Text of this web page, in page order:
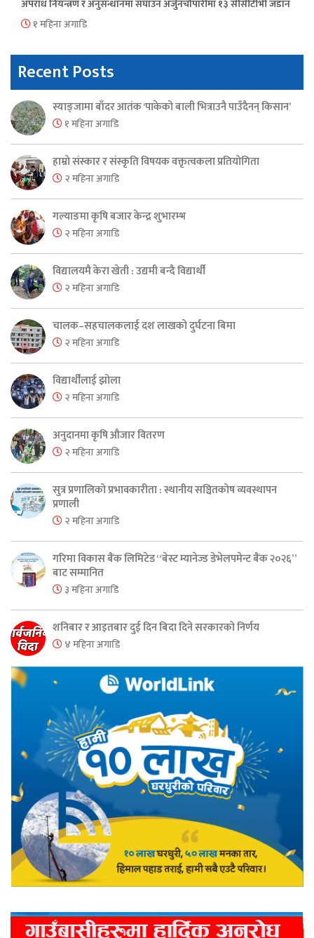
अपराध नियन्त्रण र अनुसन्धानमा सघाउन अर्जुनचौपारीमा १३ सीसीटीभी जडान
१ महिना अगाडि
Recent Posts
स्याङ्जामा बाँदर आतंक ‘पाकेको बाली भित्राउनै पाउँदैनन् किसान’
१ महिना अगाडि
हाम्रो संस्कार र संस्कृति विषयक वक्तृत्वकला प्रतियोगिता
२ महिना अगाडि
गल्याङमा कृषि बजार केन्द्र शुभारम्भ
२ महिना अगाडि
विद्यालयमै केरा खेती : उद्यमी बन्दै विद्यार्थी
२ महिना अगाडि
चालक–सहचालकलाई दश लाखको दुर्घटना बिमा
२ महिना अगाडि
विद्यार्थीलाई झोला
२ महिना अगाडि
अनुदानमा कृषि औजार वितरण
२ महिना अगाडि
सुत्र प्रणालिको प्रभावकारीता : स्थानीय सञ्चितकोष व्यवस्थापन
प्रणाली
२ महिना अगाडि
गरिमा विकास बैंक लिमिटेड “बेस्ट म्यानेज्ड डेभेलपमेन्ट बैंक २०२६”
बाट सम्मानित
३ महिना अगाडि
शनिबार र आइतबार दुई दिन बिदा दिने सरकारको निर्णय
४ महिना अगाडि